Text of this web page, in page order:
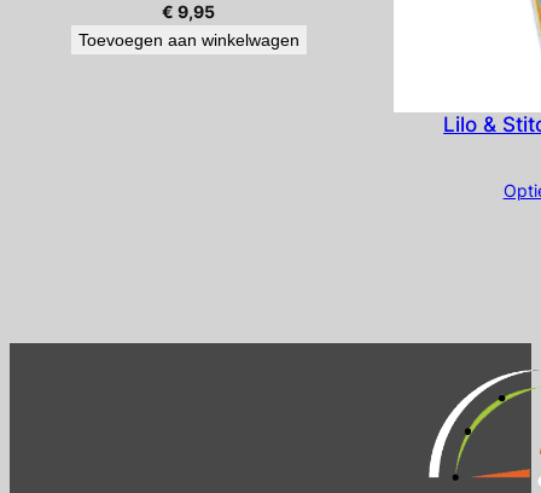
€ 9,95
Toevoegen aan winkelwagen
Lilo &